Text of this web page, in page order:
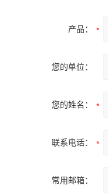
产品：
您的单位：
您的姓名：
联系电话：
常用邮箱：